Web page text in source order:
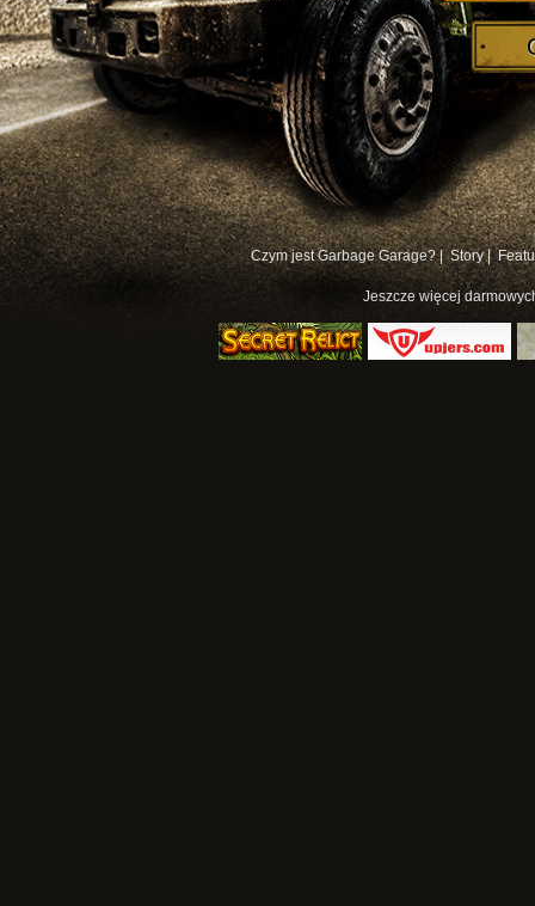
Czym jest Garbage Garage? | Story |
Jeszcze więcej